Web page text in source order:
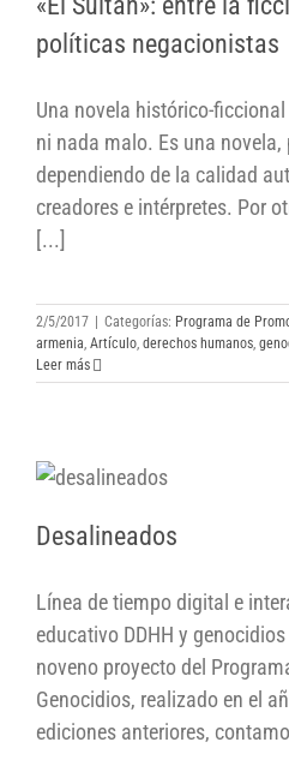
políticas
políticas negacionistas
Una novela histórico-
ni nada malo. Es una
dependiendo de la calidad
creadores e intérpretes. Por
[...]
2/5/2017 Categorías: Programa de
armenia, Artículo, derechos humanos,
Leer más
Desalineados
Línea de tiempo digital e
educativo DDHH y
noveno proyecto del
Genocidios, realizado en el
ediciones anteriores,